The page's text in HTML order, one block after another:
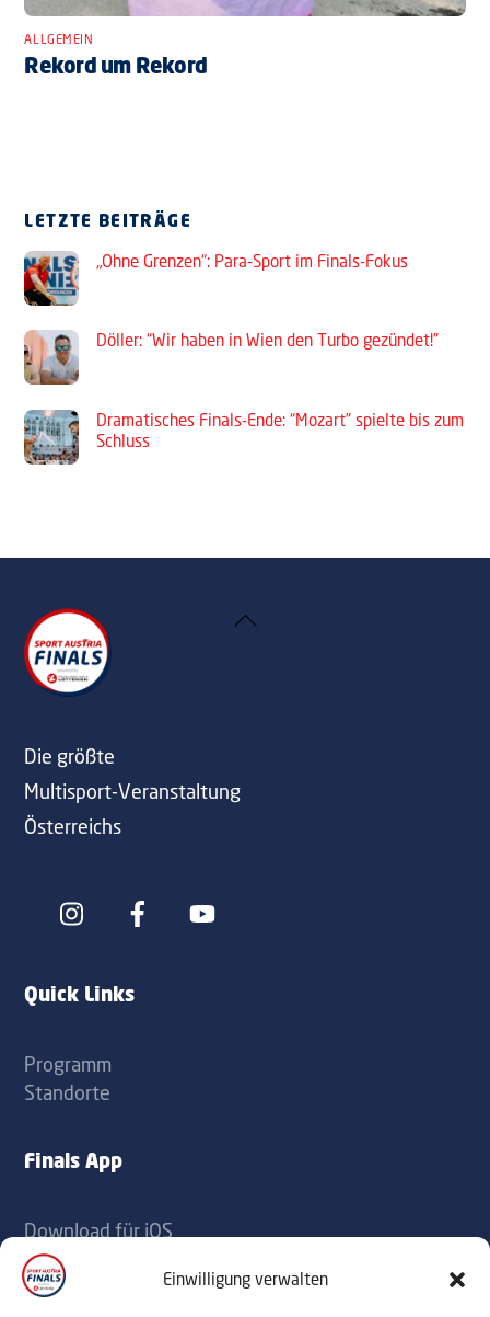
Einwilligung verwalten
ALLGEMEIN
Rekord um Rekord
LETZTE BEITRÄGE
„Ohne Grenzen“: Para-Sport im Finals-Fokus
Döller: “Wir haben in Wien den Turbo gezündet!”
Dramatisches Finals-Ende: “Mozart” spielte bis zum
Schluss
Back
Die größte
Multisport-Veranstaltung
Österreichs
Icon
Icon
Quick Links
Programm
Standorte
Finals App
Download für iOS
Download für Android